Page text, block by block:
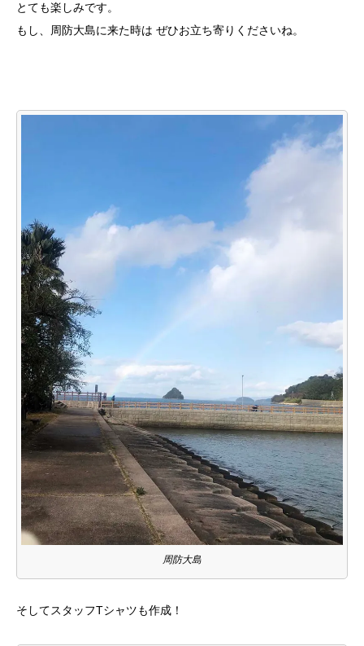
とても楽しみです。
もし、周防大島に来た時は ぜひお立ち寄りくださいね。
周防大島
そしてスタッフTシャツも作成！